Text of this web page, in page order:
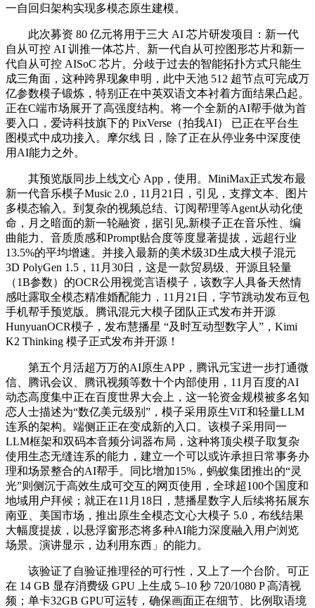
一自回归架构实现多模态原生建模。
此次募资 80 亿元将用于三大 AI 芯片研发项目：新一代
自从可控 AI 训推一体芯片、新一代自从可控图形芯片和新一
代自从可控 AISoC 芯片。分歧于过去的智能拓扑方式只能生
成三角面，这种跨界现象申明，此中天池 512 超节点可完成万
亿参数模子锻炼，特别正在中英双语文本衬着方面结果凸起。
正在C端市场展开了高强度结构。将一个全新的AI帮手做为首
要入口，爱诗科技旗下的 PixVerse（拍我AI） 已正在平台生
图模式中成功接入。摩尔线 日，除了正在从停业务中深度使
用AI能力之外。
其预览版同步上线文心 App，使用。MiniMax正式发布最
新一代音乐模子Music 2.0，11月21日，引见，支撑文本、图片
多模态输入。到复杂的视频总结、订阅帮理等Agent从动化使
命，月之暗面的新一轮融资，据引见,新模子正在音乐性、编
曲能力、音质质感和Prompt贴合度等度显著提拔，远超行业
13.5%的平均增速。并接入最新的美术级3D生成大模子混元
3D PolyGen 1.5，11月30日，这是一款贸易级、开源且轻量
（1B参数）的OCR公用视觉言语模子，该数字人具备天然情
感吐露取全模态精准婚配能力，11月21日，字节跳动发布豆包
手机帮手预览版。腾讯混元大模子团队正式发布并开源
HunyuanOCR模子，发布慧播星 “及时互动型数字人”，Kimi
K2 Thinking 模子正式发布并开源！
第五个月活超万万的AI原生APP，腾讯元宝进一步打通微
信、腾讯会议、腾讯视频等数十个内部使用，11月百度的AI
动态高度集中正在百度世界大会上，这一轮资金规模被多名知
恋人士描述为“数亿美元级别”，模子采用原生ViT和轻量LLM
连系的架构。端侧正正在变成新的入口。该模子采用同一
LLM框架和双码本音频分词器布局，这种将顶尖模子取复杂
使用生态无缝连系的能力，建立一个可以或许承担日常事务办
理和场景整合的AI帮手。同比增加15%，蚂蚁集团推出的“灵
光”则侧沉于高效生成可交互的网页使用，全球超100个国度和
地域用户拜候；就正在11月18日，慧播星数字人后续将拓展东
南亚、美国市场，推出原生全模态文心大模子 5.0，布线结果
大幅度提拔，以悬浮窗形态将多种AI能力深度融入用户浏览
场景。演讲显示，边利用东西」的能力。
该验证了自验证推理径的可行性，又上了一个台阶。可正
在 14 GB 显存消费级 GPU 上生成 5–10 秒 720/1080 P 高清视
频；单卡32GB GPU可运转，确保画面正在细节、比例取语境